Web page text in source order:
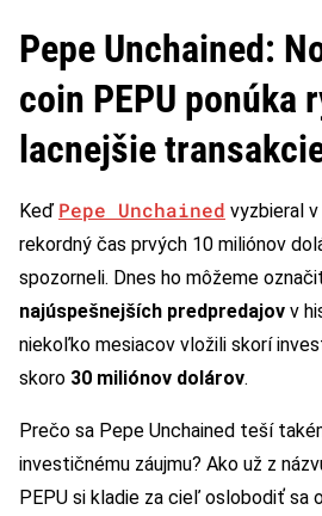
Pepe Unchained:
coin PEPU ponúka
lacnejšie
Keď Pepe Unchained vyzbieral
rekordný čas prvých 10 miliónov
spozorneli. Dnes ho môžeme
najúspešnejších predpredajov v
niekoľko mesiacov vložili skorí
skoro 30 miliónov dolárov.
Prečo sa Pepe Unchained teší
investičnému záujmu? Ako už z
PEPU si kladie za cieľ oslobodiť sa